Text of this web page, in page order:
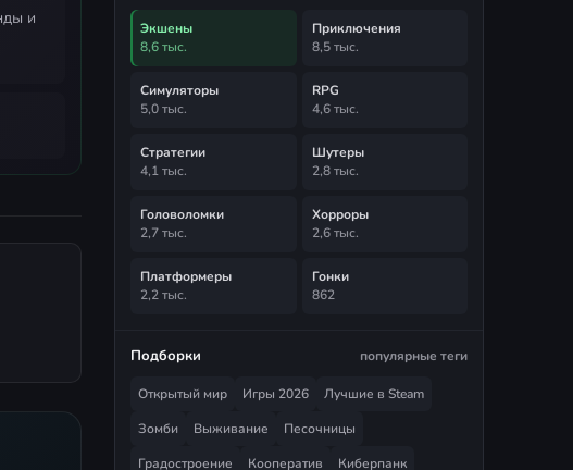
Экшены
8,6 тыс.
Приключения
8,5 тыс.
Симуляторы
5,0 тыс.
RPG
4,6 тыс.
Стратегии
4,1 тыс.
Шутеры
2,8 тыс.
Головоломки
2,7 тыс.
Хорроры
2,6 тыс.
Платформеры
2,2 тыс.
Гонки
862
Подборки популярные теги
Открытый мир Игры 2026
Лучшие в Steam
Зомби
Выживание
Песочницы
Градостроение
Кооператив
Киберпанк